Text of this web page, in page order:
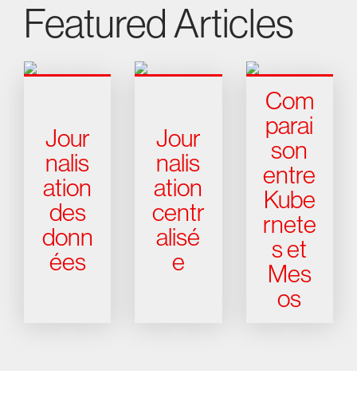
Featured Articles
Jour
nalis
ation
des
donn
ées
Jour
nalis
ation
centr
alisé
e
Com
parai
son
entre
Kube
rnete
s et
Mes
os